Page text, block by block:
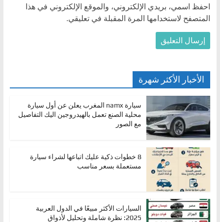
احفظ اسمي، بريدي الإلكتروني، والموقع الإلكتروني في هذا
المتصفح لاستخدامها المرة المقبلة في تعليقي.
الأخبار الأكثر شهرة
سيارة namx المغرب يعلن عن أول سيارة
محلية الصنع تعمل بالهيدروجين اليك التفاصيل
مع الصور
8 خطوات ذكية عليك اتباعها لشراء سيارة
مستعملة بسعر مناسب
السيارات الأكثر مبيعًا في الدول العربية
2025: نظرة شاملة وتحليل لأذواق